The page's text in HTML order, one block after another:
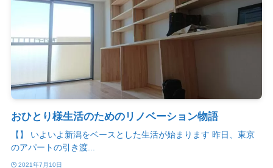
おひとり様生活のためのリノベーション物語
【】 いよいよ新潟をベースとした生活が始まります 昨日、東京
のアパートの引き渡...
2021年7月10日